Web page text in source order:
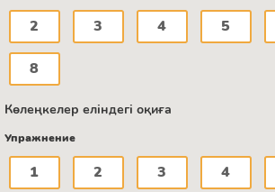
2 3 4 5
8
Көлеңкелер еліндегі оқиға
Упражнение
1 2 3 4